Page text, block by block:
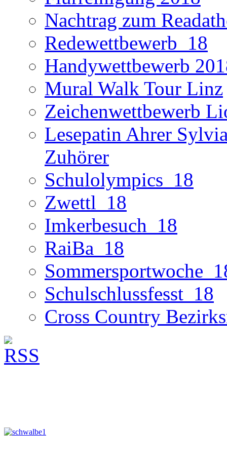
Nachtrag zum
Redewettbewerb_18
Handywettbewerb
Mural Walk Tour Linz
Zeichenwettbewerb
Lesepatin Ahrer
Zuhörer
Schulolympics_18
Zwettl_18
Imkerbesuch_18
RaiBa_18
Schulschlussfesst_18
Cross Country